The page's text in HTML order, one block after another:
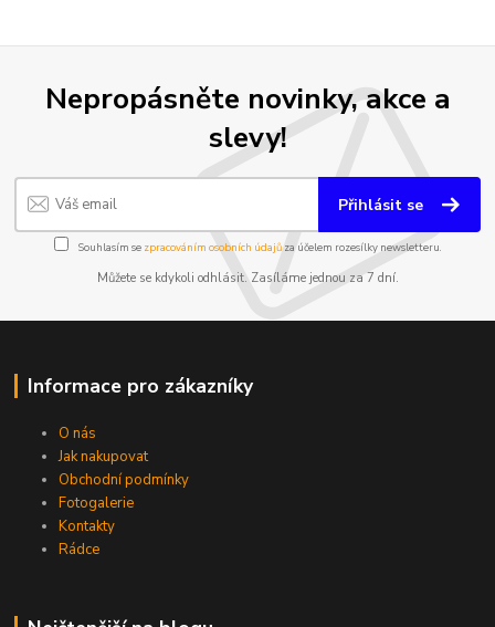
Nepropásněte novinky, akce a
slevy!
Přihlásit se
Souhlasím se zpracováním osobních údajůza účelem rozesílky newsletteru.
Můžete se kdykoli odhlásit. Zasíláme jednou za 7 dní.
Informace pro zákazníky
O nás
Jak nakupovat
Obchodní podmínky
Fotogalerie
Kontakty
Rádce